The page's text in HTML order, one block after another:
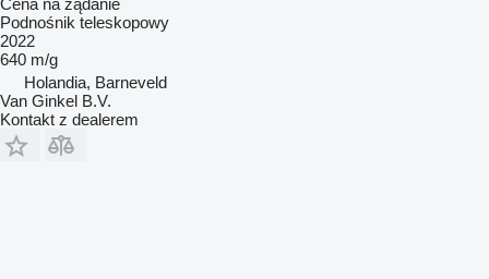
Cena na żądanie
Podnośnik teleskopowy
2022
640 m/g
Holandia, Barneveld
Van Ginkel B.V.
Kontakt z dealerem